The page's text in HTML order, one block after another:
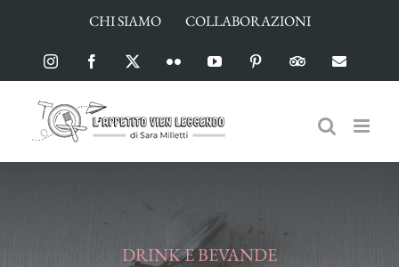
contenuto
CHI SIAMO COLLABORAZIONI
InstagramFacebook Flickr YouTube PinterestTripAdvisor
Email
DRINK E BEVANDE